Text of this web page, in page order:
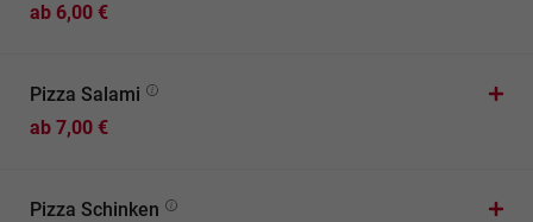
ab 6,00 €
Pizza Salami
ab 7,00 €
Pizza Schinken